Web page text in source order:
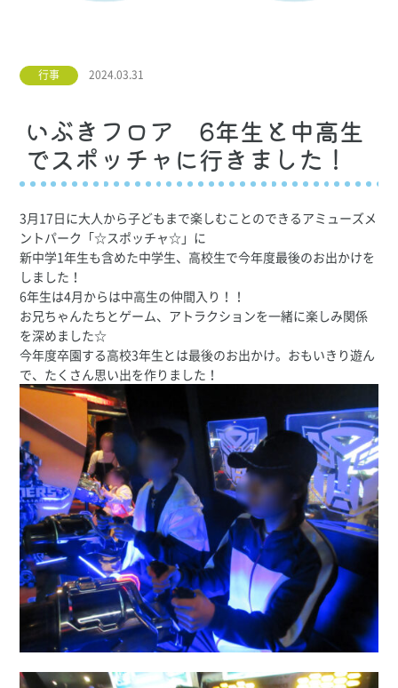
行事 2024.03.31
いぶきフロア 6年生と中高生
でスポッチャに行きました！
3月17日に大人から子どもまで楽しむことのできるアミューズメ
ントパーク「☆スポッチャ☆」に
新中学1年生も含めた中学生、高校生で今年度最後のお出かけを
しました！
6年生は4月からは中高生の仲間入り！！
お兄ちゃんたちとゲーム、アトラクションを一緒に楽しみ関係
を深めました☆
今年度卒園する高校3年生とは最後のお出かけ。おもいきり遊ん
で、たくさん思い出を作りました！